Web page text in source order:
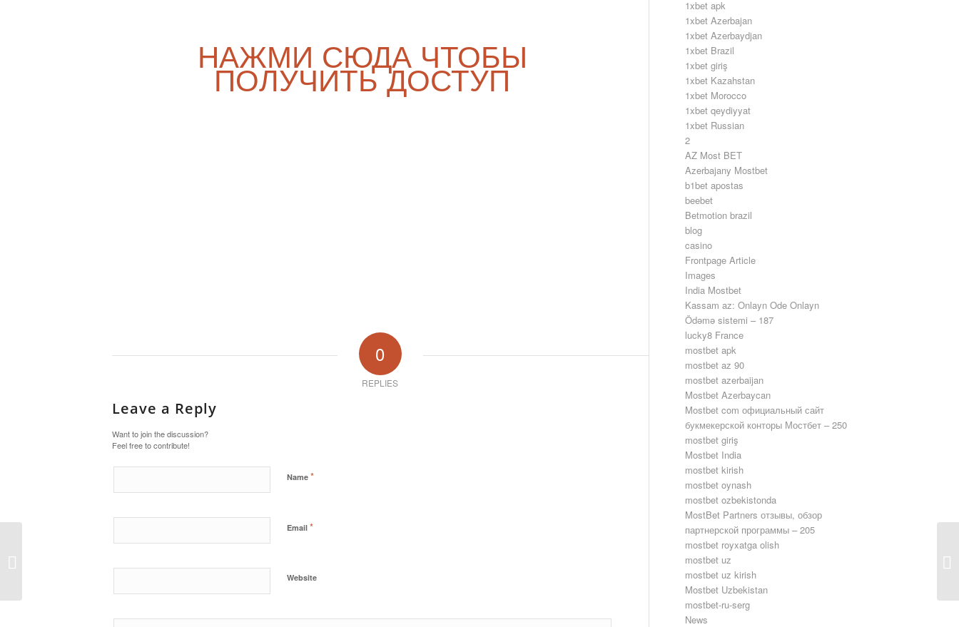
НАЖМИ СЮДА ЧТОБЫ
ПОЛУЧИТЬ ДОСТУП
0
REPLIES
Leave a Reply
Want to join the discussion?
Feel free to contribute!
Name *
Email *
Website
1xbet apk
1xbet Azerbajan
1xbet Azerbaydjan
1xbet Brazil
1xbet giriş
1xbet Kazahstan
1xbet Morocco
1xbet qeydiyyat
1xbet Russian
2
AZ Most BET
Azerbajany Mostbet
b1bet apostas
beebet
Betmotion brazil
blog
casino
Frontpage Article
Images
India Mostbet
Kassam az: Onlayn Ode Onlayn
Ödəmə sistemi – 187
lucky8 France
mostbet apk
mostbet az 90
mostbet azerbaijan
Mostbet Azerbaycan
Mostbet com официальный сайт
букмекерской конторы Мостбет – 250
mostbet giriş
Mostbet India
mostbet kirish
mostbet oynash
mostbet ozbekistonda
MostBet Partners отзывы, обзор
партнерской программы – 205
mostbet royxatga olish
mostbet uz
mostbet uz kirish
Mostbet Uzbekistan
mostbet-ru-serg
News